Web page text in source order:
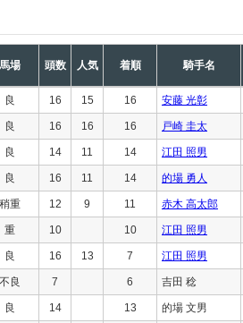
馬場 頭数 人気 着順 騎手名
良 16 15 16 安藤 光彰
良 16 16 16 戸崎 圭太
良 14 11 14 江田 照男
良 16 11 14 的場 勇人
稍重 12 9 11 赤木 高太郎
重 10 10 江田 照男
良 16 13 7 江田 照男
不良 7 6 吉田 稔
良 14 13 的場 文男